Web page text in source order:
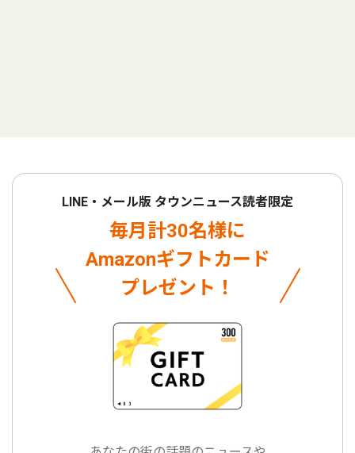
LINE・メール版 タウンニュース読者限定
毎月計30名様に
Amazonギフトカード
プレゼント！